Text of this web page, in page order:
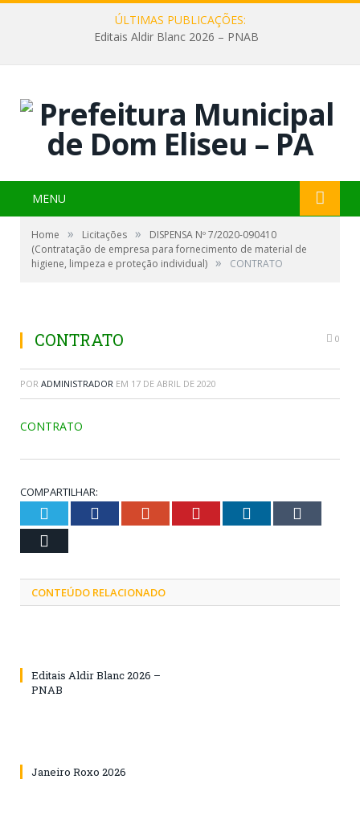
ÚLTIMAS PUBLICAÇÕES:
Editais Aldir Blanc 2026 – PNAB
MENU
Home » Licitações »
DISPENSA Nº 7/2020-090410
(Contratação de empresa para fornecimento de material de
higiene, limpeza e proteção individual) » CONTRATO
CONTRATO 0
POR ADMINISTRADOR EM 17 DE ABRIL DE 2020
CONTRATO
COMPARTILHAR:
Twitter Facebook Google+ Pinterest LinkedIn
CONTEÚDO RELACIONADO
Editais Aldir Blanc 2026 –
PNAB
Janeiro Roxo 2026